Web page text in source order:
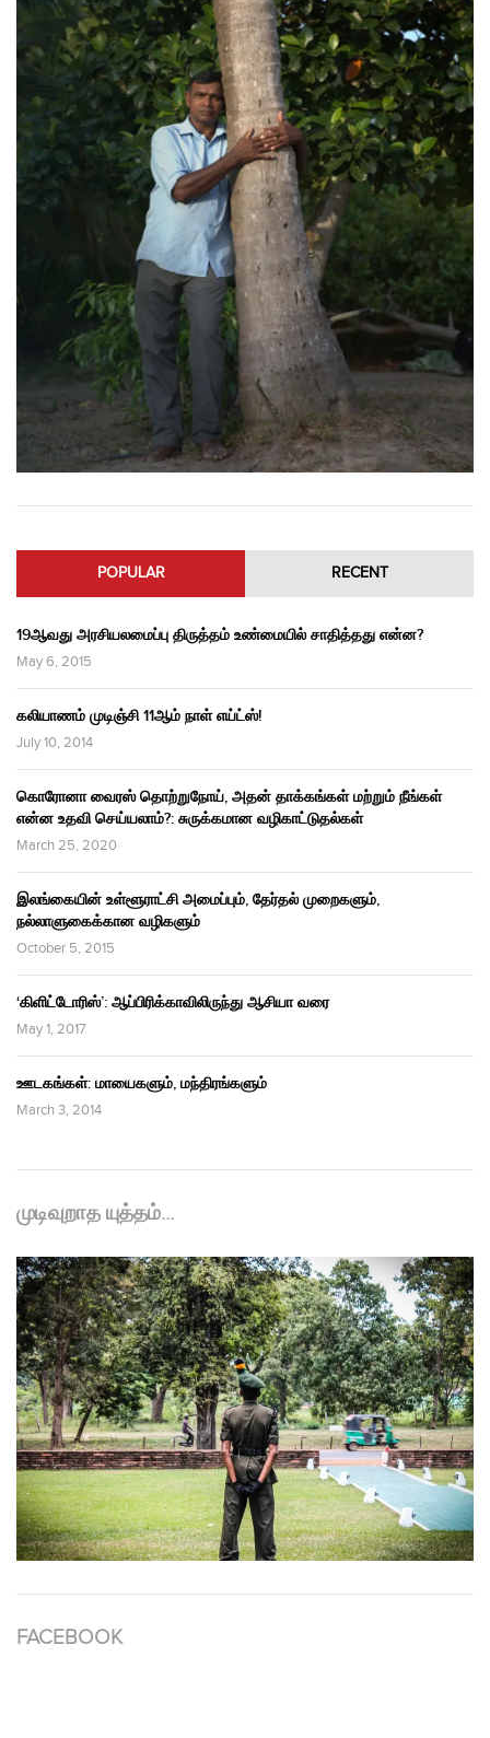
POPULAR RECENT
19ஆவது அரசியலமைப்பு திருத்தம் உண்மையில் சாதித்தது என்ன?
May 6, 2015
கலியாணம் முடிஞ்சி 11ஆம் நாள் எய்ட்ஸ்!
July 10, 2014
கொரோனா வைரஸ் தொற்றுநோய், அதன் தாக்கங்கள் மற்றும் நீங்கள்
என்ன உதவி செய்யலாம்?: சுருக்கமான வழிகாட்டுதல்கள்
March 25, 2020
இலங்கையின் உள்ளூராட்சி அமைப்பும், தேர்தல் முறைகளும்,
நல்லாளுகைக்கான வழிகளும்
October 5, 2015
‘கிளிட்டோரிஸ்’: ஆப்பிரிக்காவிலிருந்து ஆசியா வரை
May 1, 2017
ஊடகங்கள்: மாயைகளும், மந்திரங்களும்
March 3, 2014
முடிவுறாத யுத்தம்…
FACEBOOK